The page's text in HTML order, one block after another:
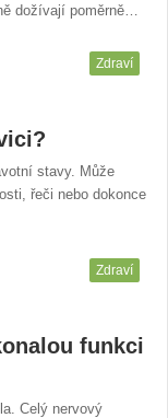
dožívají poměrně…
Zdraví
stavy. Může
řeči nebo dokonce
Zdraví
funkci
Celý nervový